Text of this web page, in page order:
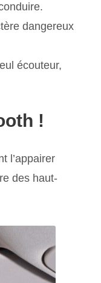
dangereux
écouteur,
!
l’appairer
des haut-